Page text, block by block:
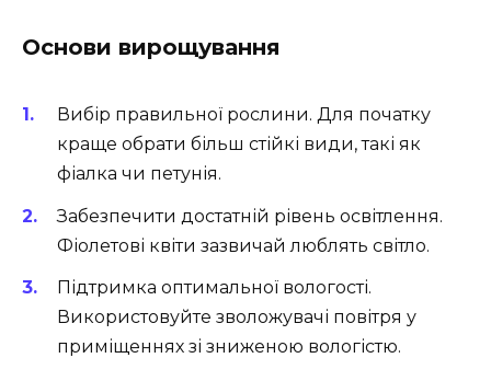
Основи вирощування
Вибір правильної рослини. Для початку
краще обрати більш стійкі види, такі як
фіалка чи петунія.
Забезпечити достатній рівень освітлення.
Фіолетові квіти зазвичай люблять світло.
Підтримка оптимальної вологості.
Використовуйте зволожувачі повітря у
приміщеннях зі зниженою вологістю.